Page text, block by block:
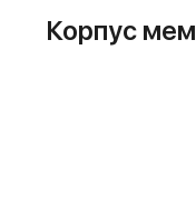
Корпус